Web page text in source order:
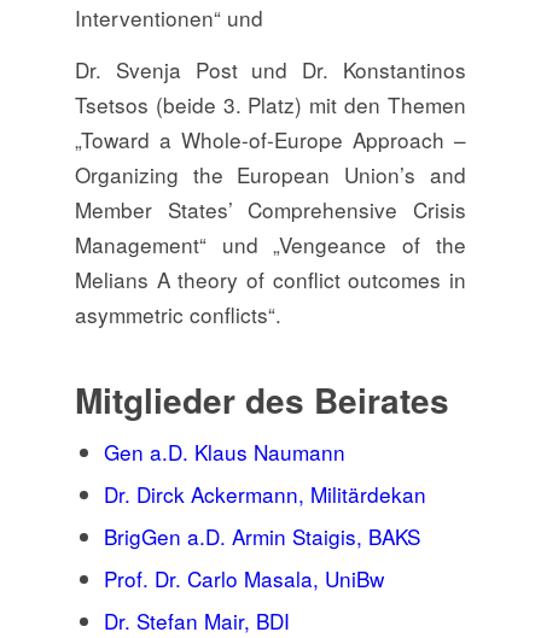
Interventionen“ und
Dr. Svenja Post und Dr. Konstantinos
Tsetsos (beide 3. Platz) mit den Themen
„Toward a Whole-of-Europe Approach –
Organizing the European Union’s and
Member States’ Comprehensive Crisis
Management“ und „Vengeance of the
Melians A theory of conflict outcomes in
asymmetric conflicts“.
Mitglieder des Beirates
Gen a.D. Klaus Naumann
Dr. Dirck Ackermann, Militärdekan
BrigGen a.D. Armin Staigis, BAKS
Prof. Dr. Carlo Masala, UniBw
Dr. Stefan Mair, BDI